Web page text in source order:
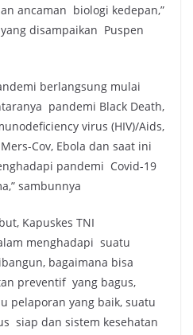
ancaman biologi kedepan,”
disampaikan Puspen
berlangsung mulai
pandemi Black Death,
virus (HIV)/Aids,
Cov, Ebola dan saat ini
pandemi Covid-19
sambunnya
Kapuskes TNI
menghadapi suatu
bagaimana bisa
preventif yang bagus,
pelaporan yang baik, suatu
siap dan sistem kesehatan